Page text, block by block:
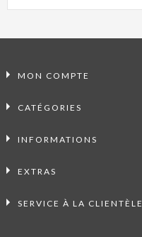
MON COMPTE
CATÉGORIES
INFORMATIONS
EXTRAS
SERVICE À LA CLIENTÈLE